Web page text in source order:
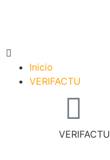
Inicio
VERIFACTU
VERIFACTU